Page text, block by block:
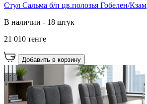
Стул Сальма б/п цв.полозья Гобелен/Кзам
В наличии - 18 штук
21 010 тенге
Добавить в корзину